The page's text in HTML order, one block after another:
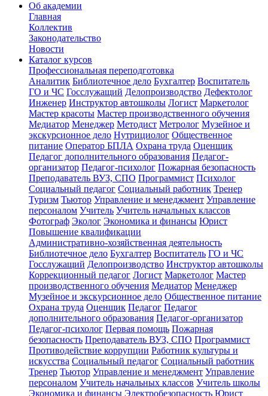
Об академии
Главная
Коллектив
Законодательство
Новости
Каталог курсов
Профессиональная переподготовка
Аналитик Библиотечное дело Бухгалтер Воспитатель
ГО и ЧС Госслужащий Делопроизводство Дефектолог
Инженер Инструктор автошколы Логист Маркетолог
Мастер красоты Мастер производственного обучения
Медиатор Менеджер Методист Метролог Музейное и
экскурсионное дело Нутрициолог Общественное
питание Оператор БПЛА Охрана труда Оценщик
Педагог дополнительного образования Педагог-
организатор Педагог-психолог Пожарная безопасность
Преподаватель ВУЗ, СПО Программист Психолог
Социальный педагог Социальный работник Тренер
Туризм Тьютор Управление и менеджмент Управление
персоналом Учитель Учитель начальных классов
Фотограф Эколог Экономика и финансы Юрист
Повышение квалификации
Административно-хозяйственная деятельность
Библиотечное дело Бухгалтер Воспитатель ГО и ЧС
Госслужащий Делопроизводство Инструктор автошколы
Коррекционный педагог Логист Маркетолог Мастер
производственного обучения Медиатор Менеджер
Музейное и экскурсионное дело Общественное питание
Охрана труда Оценщик Педагог Педагог
дополнительного образования Педагог-организатор
Педагог-психолог Первая помощь Пожарная
безопасность Преподаватель ВУЗ, СПО Программист
Противодействие коррупции Работник культуры и
искусства Социальный педагог Социальный работник
Тренер Тьютор Управление и менеджмент Управление
персоналом Учитель начальных классов Учитель школы
Экономика и финансы Электробезопасность Юрист